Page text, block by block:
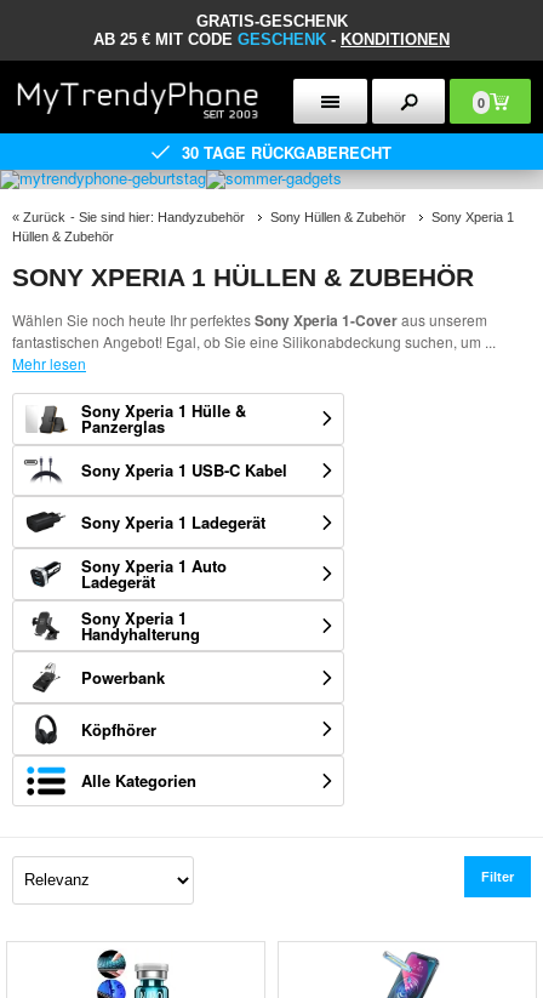
GRATIS-GESCHENK
AB 25 € MIT CODE GESCHENK - KONDITIONEN
0
30 TAGE RÜCKGABERECHT
« Zurück - Sie sind hier: Handyzubehör Sony Hüllen & Zubehör
Sony Xperia 1
Hüllen & Zubehör
SONY XPERIA 1 HÜLLEN & ZUBEHÖR
Wählen Sie noch heute Ihr perfektesSony Xperia 1-Coveraus unserem
fantastischen Angebot! Egal, ob Sie eine Silikonabdeckung suchen, um ...
Mehr lesen
Sony Xperia 1 Hülle &
Panzerglas
Sony Xperia 1 USB-C Kabel
Sony Xperia 1 Ladegerät
Sony Xperia 1 Auto
Ladegerät
Sony Xperia 1
Handyhalterung
Powerbank
Köpfhörer
Alle Kategorien
Filter